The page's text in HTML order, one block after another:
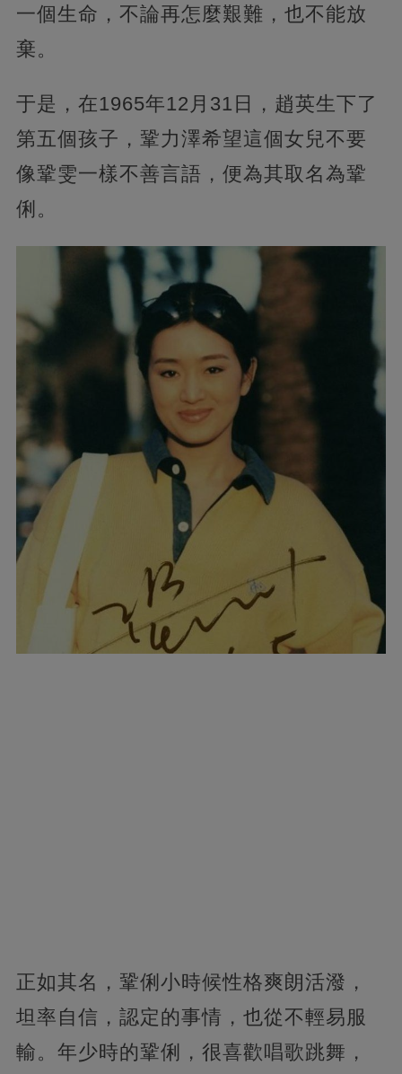
一個生命，不論再怎麼艱難，也不能放
棄。
于是，在1965年12月31日，趙英生下了
第五個孩子，鞏力澤希望這個女兒不要
像鞏雯一樣不善言語，便為其取名為鞏
俐。
正如其名，鞏俐小時候性格爽朗活潑，
坦率自信，認定的事情，也從不輕易服
輸。年少時的鞏俐，很喜歡唱歌跳舞，